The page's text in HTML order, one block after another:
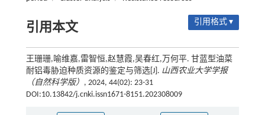
引用本文 引用格式 ▾
王珊珊,喻维嘉,雷智恒,赵慧霞,吴春红,万何平. 甘蓝型油菜
耐铝毒胁迫种质资源的鉴定与筛选[J]. 山西农业大学学报
（自然科学版） , 2024, 44(02): 23-31
DOI:10.13842/j.cnki.issn1671-8151.202308009